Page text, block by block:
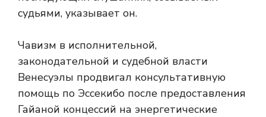
судьями, указывает он.
Чавизм в исполнительной,
законодательной и судебной власти
Венесуэлы продвигал консультативную
помощь по Эссекибо после предоставления
Гайаной концессий на энергетические